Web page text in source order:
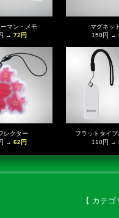
マン・メモ
→ 72円
マグネッ
150円 →
レクター
→ 62円
フラットタイ
110円 →
【 カテ